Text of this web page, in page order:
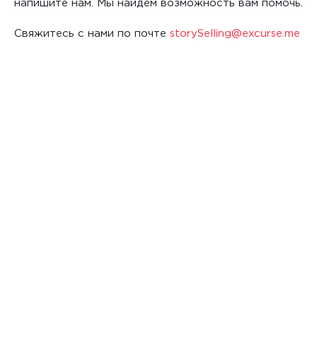
напишите нам. Мы найдем возможность вам помочь.
Cвяжитесь с нами по почте storySelling@excurse.me